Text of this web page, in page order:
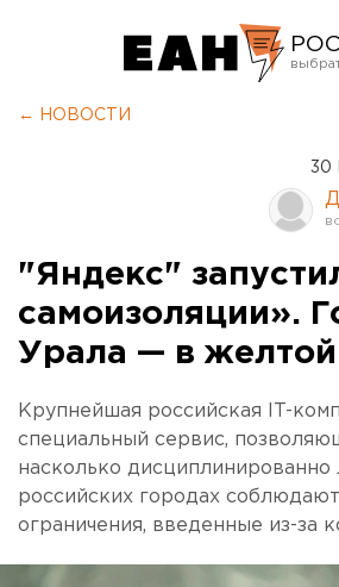
← НОВОСТИ
30
"Яндекс"
самоизоляции».
Урала — в желтой
Крупнейшая российская IT-
специальный сервис,
насколько
российских городах
ограничения, введенные из-за